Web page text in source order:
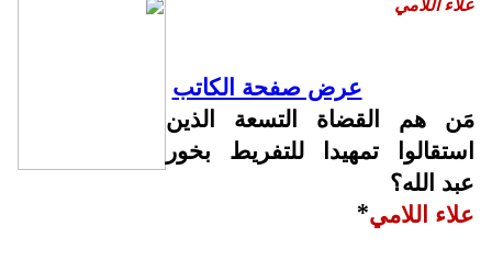
علاء اللامي
عرض صفحة الكاتب
مَن هم القضاة التسعة الذين
استقالوا تمهيدا للتفريط بخور
عبد الله؟
علاء اللامي*